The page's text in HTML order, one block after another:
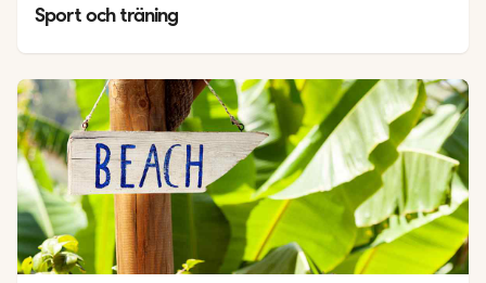
Sport och träning